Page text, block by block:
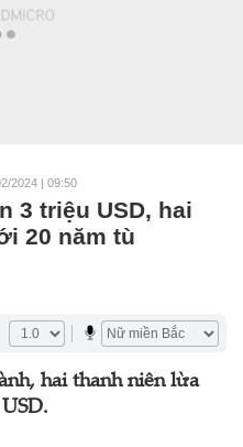
2024 | 09:50
3 triệu USD, hai
20 năm tù
hai thanh niên lừa